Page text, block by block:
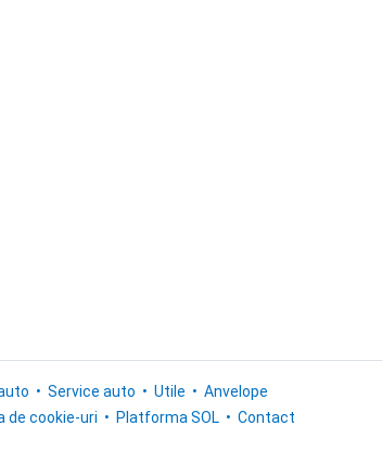
Service auto Utile
Anvelope
de cookie-uri Platforma SOL Contact